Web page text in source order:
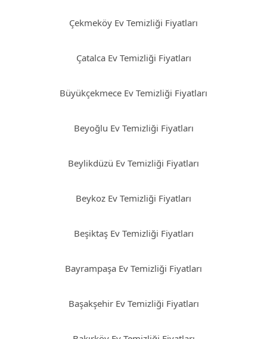
Çekmeköy Ev Temizliği Fiyatları
Çatalca Ev Temizliği Fiyatları
Büyükçekmece Ev Temizliği Fiyatları
Beyoğlu Ev Temizliği Fiyatları
Beylikdüzü Ev Temizliği Fiyatları
Beykoz Ev Temizliği Fiyatları
Beşiktaş Ev Temizliği Fiyatları
Bayrampaşa Ev Temizliği Fiyatları
Başakşehir Ev Temizliği Fiyatları